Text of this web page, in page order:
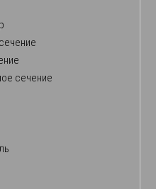
сечение